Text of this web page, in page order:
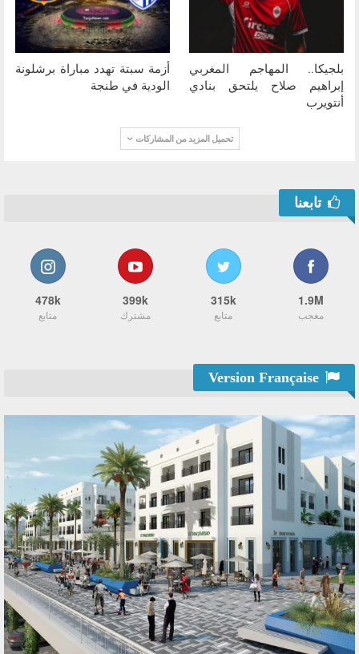
بلجيكا.. المهاجم المغربي
إبراهيم صلاح يلتحق بنادي
أنتويرب
أزمة سبتة تهدد مباراة برشلونة
الودية في طنجة
تحميل المزيد من المشاركات
تابعنا
1.9M
معجب
315k
متابع
399k
مشترك
478k
متابع